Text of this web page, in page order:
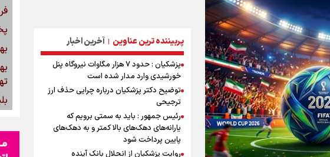
پربیننده ترین عناوین | آخرین اخبار
پزشکیان : حدود ۷ هزار مگاوات نیروگاه پنل
خورشیدی وارد مدار شده است
توضیح دکتر پزشکیان درباره چرایی حذف ارز
ترجیحی
رئیس جمهور : باید به سمتی برویم که
یارانه‌های دهک‌های بالا کمتر و به دهک‌های
پایین پرداخت شود
روایت پزشکیان از انحلال بانک آینده